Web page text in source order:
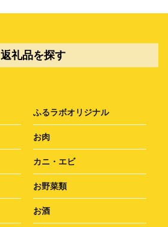
返礼品を探す
ふるラボオリジナル
お肉
カニ・エビ
お野菜類
お酒